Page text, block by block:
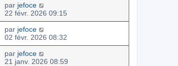
par jefoce
22 févr. 2026 09:15
par jefoce
02 févr. 2026 08:32
par jefoce
21 janv. 2026 08:59